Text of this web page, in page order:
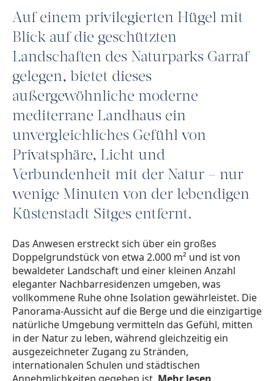
Auf einem privilegierten Hügel mit
Blick auf die geschützten
Landschaften des Naturparks Garraf
gelegen, bietet dieses
außergewöhnliche moderne
mediterrane Landhaus ein
unvergleichliches Gefühl von
Privatsphäre, Licht und
Verbundenheit mit der Natur – nur
wenige Minuten von der lebendigen
Küstenstadt Sitges entfernt.
Das Anwesen erstreckt sich über ein großes
Doppelgrundstück von etwa 2.000 m² und ist von
bewaldeter Landschaft und einer kleinen Anzahl
eleganter Nachbarresidenzen umgeben, was
vollkommene Ruhe ohne Isolation gewährleistet. Die
Panorama-Aussicht auf die Berge und die einzigartige
natürliche Umgebung vermitteln das Gefühl, mitten
in der Natur zu leben, während gleichzeitig ein
ausgezeichneter Zugang zu Stränden,
internationalen Schulen und städtischen